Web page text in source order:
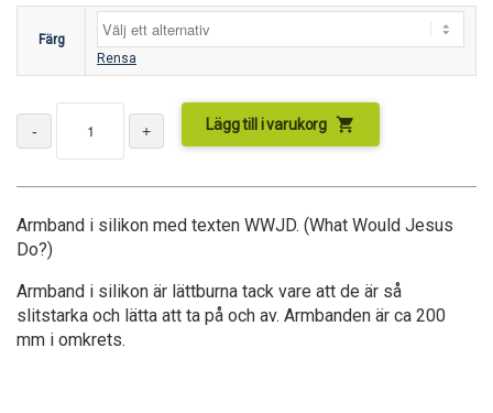
Färg
Rensa
Lägg till i varukorg shopping_cart
Armband i silikon med texten WWJD. (What Would Jesus
Do?)
Armband i silikon är lättburna tack vare att de är så
slitstarka och lätta att ta på och av. Armbanden är ca 200
mm i omkrets.